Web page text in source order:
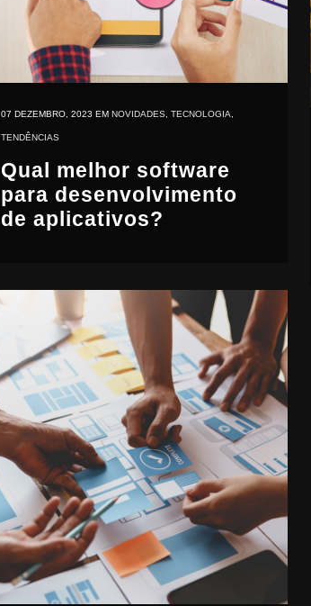
07 DEZEMBRO, 2023 EM NOVIDADES, TECNOLOGIA
TENDÊNCIAS
Qual melhor software
para desenvolvimento
de aplicativos?